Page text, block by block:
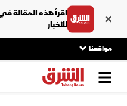
اقرأ هذه المقالة
للأخبار
مواقعنا